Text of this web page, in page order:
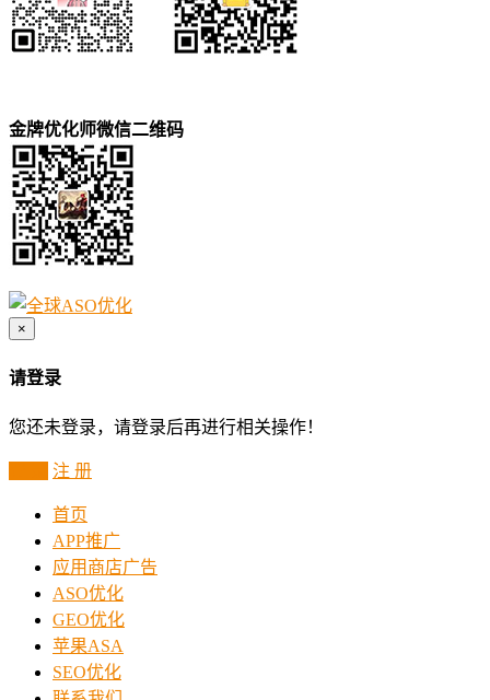
金牌优化师微信二维码
×
请登录
您还未登录，请登录后再进行相关操作！
注 册
首页
APP推广
应用商店广告
ASO优化
GEO优化
苹果ASA
SEO优化